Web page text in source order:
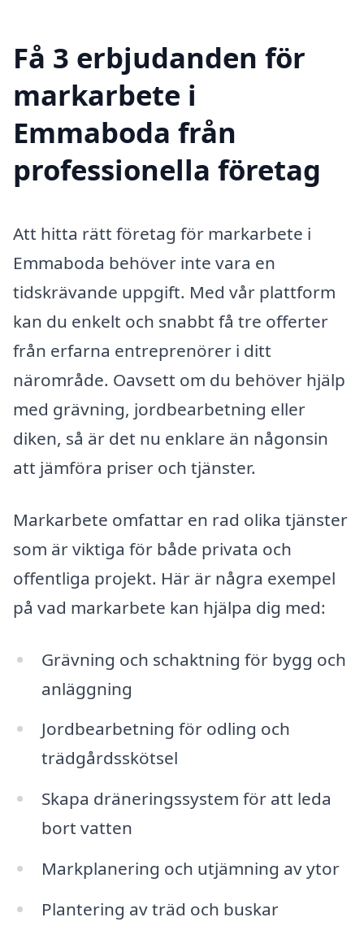
Få 3 erbjudanden för
markarbete i
Emmaboda från
professionella företag
Att hitta rätt företag för markarbete i
Emmaboda behöver inte vara en
tidskrävande uppgift. Med vår plattform
kan du enkelt och snabbt få tre offerter
från erfarna entreprenörer i ditt
närområde. Oavsett om du behöver hjälp
med grävning, jordbearbetning eller
diken, så är det nu enklare än någonsin
att jämföra priser och tjänster.
Markarbete omfattar en rad olika tjänster
som är viktiga för både privata och
offentliga projekt. Här är några exempel
på vad markarbete kan hjälpa dig med:
Grävning och schaktning för bygg och
anläggning
Jordbearbetning för odling och
trädgårdsskötsel
Skapa dräneringssystem för att leda
bort vatten
Markplanering och utjämning av ytor
Plantering av träd och buskar